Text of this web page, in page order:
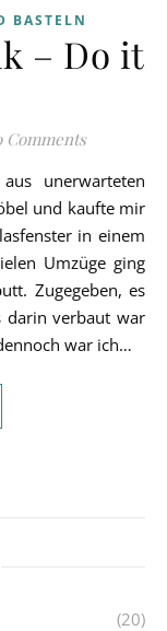
BASTELN
– Do it
Comments
und kaufte mir
in einem
Umzüge ging
Zugegeben, es
darin verbaut war
war ich…
(20)